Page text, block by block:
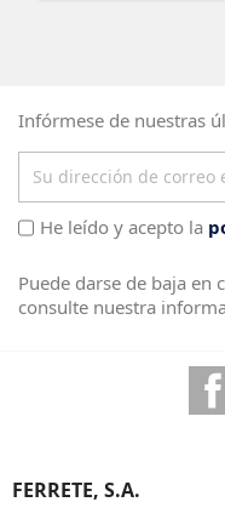
Infórmese de nuestras
He leído y acepto la
Puede darse de baja en
consulte nuestra
FERRETE, S.A.